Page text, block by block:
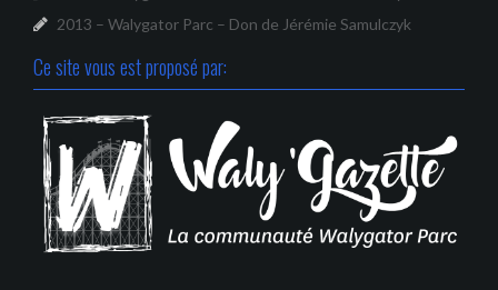
2013 – Walygator Parc – Don de Jérémie Samulczyk
Ce site vous est proposé par: